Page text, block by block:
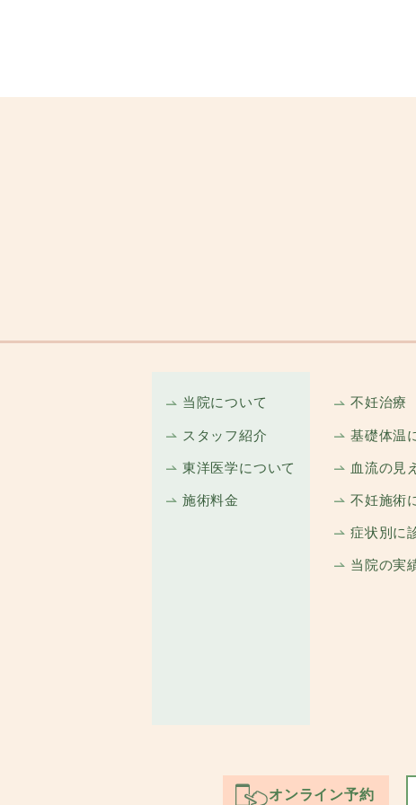
当院について
スタッフ紹介
東洋医学について
施術料金
不妊治療
基礎体温
血流の見
不妊施術
症状別に
当院の実
オンライン予約